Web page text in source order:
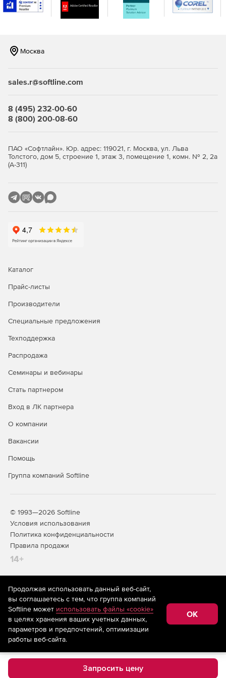
Модуль ShadowControl ImageManager для
Первичная и повторная верификация образов
Технология VirtualBoot для быстрого преодоления
Инструмент конвертации .VHD или .VMDK.
Гранулярное восстановление отдельных файлов и
Упрощенная миграция на новые серверы Windows.
Запросить цену
Москва
sales.r@softline.com
8 (495) 232-00-60
8 (800) 200-08-60
ПАО «Софтлайн». Юр. адрес: 119021, г. Москва, ул. Льва
Толстого, дом 5, строение 1, этаж 3, помещение 1, комн. № 2, 2а
(А-311)
Каталог
Прайс-листы
Производители
Специальные предложения
Техподдержка
Распродажа
Семинары и вебинары
Стать партнером
Вход в ЛК партнера
О компании
Вакансии
Помощь
Группа компаний Softline
© 1993—2026 Softline
Условия использования
Политика конфиденциальности
Правила продажи
14+
На информационном ресурсе store.softline.ru применяются
рекомендательные технологии(информационные технологии
предоставления информации на основе сбора,
систематизации и анализа сведений, относящихся к
предпочтениям пользователей сети «Интернет»,
находящихся на территории Российской Федерации)
Продолжая использовать данный веб-сайт,
вы соглашаетесь с тем, что группа компаний
Softline может использовать файлы «cookie»
в целях хранения ваших учетных данных,
параметров и предпочтений, оптимизации
работы веб-сайта.
OK